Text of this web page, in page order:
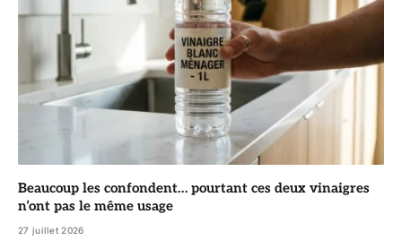
Beaucoup les confondent… pourtant ces deux vinaigres
n’ont pas le même usage
27 juillet 2026